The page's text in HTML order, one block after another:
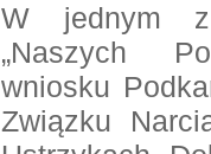
W jednym z
„Naszych
wniosku
Związku